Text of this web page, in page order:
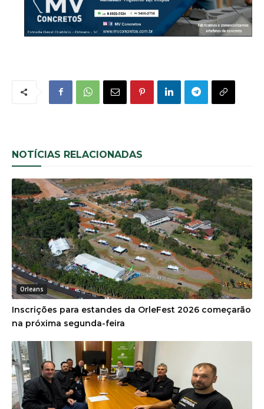
NOTÍCIAS RELACIONADAS
Orleans
Inscrições para estandes da OrleFest 2026 começarão
na próxima segunda-feira